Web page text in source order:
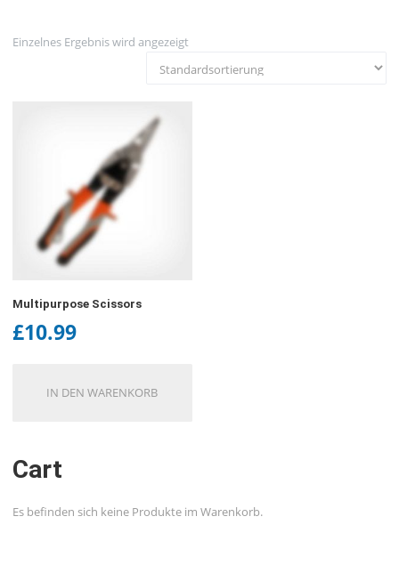
Einzelnes Ergebnis wird angezeigt
Multipurpose Scissors
£10.99
IN DEN WARENKORB
Cart
Es befinden sich keine Produkte im Warenkorb.